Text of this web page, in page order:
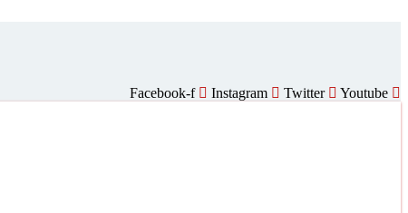
Facebook-f Instagram Twitter Youtube